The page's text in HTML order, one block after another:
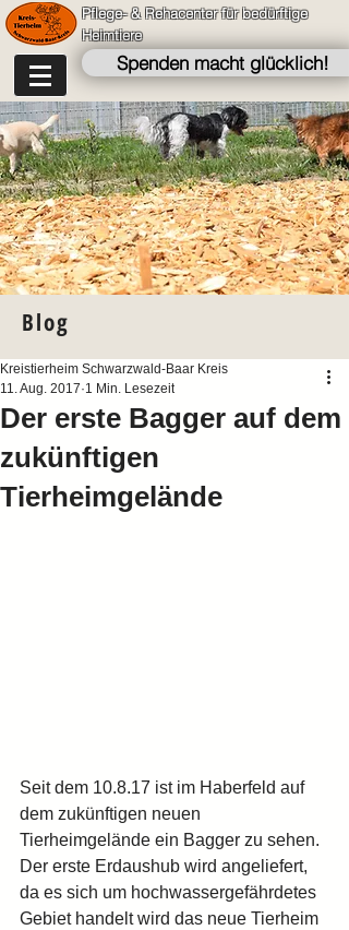
Pflege- & Rehacenter für bedürftige
Heimtiere
Spenden macht glücklich!
Blog
Der erste Bagger auf dem
zukünftigen
Tierheimgelände
Kreistierheim Schwarzwald-Baar Kreis
11. Aug. 2017 1 Min. Lesezeit
Seit dem 10.8.17 ist im Haberfeld auf
dem zukünftigen neuen
Tierheimgelände ein Bagger zu sehen.
Der erste Erdaushub wird angeliefert,
da es sich um hochwassergefährdetes
Gebiet handelt wird das neue Tierheim